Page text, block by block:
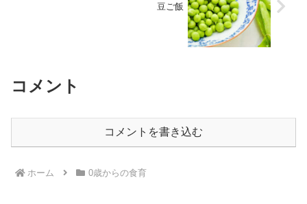
豆ご飯
コメント
コメントを書き込む
ホーム 0歳からの食育